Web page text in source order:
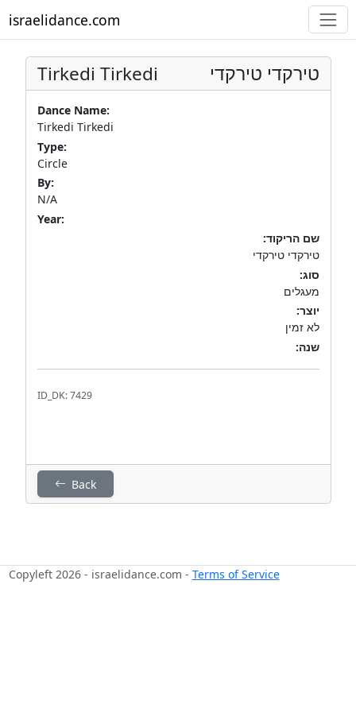
israelidance.com
Tirkedi Tirkedi טירקדי טירקדי
Dance Name:
Tirkedi Tirkedi
Type:
Circle
By:
N/A
Year:
שם הריקוד:
טירקדי טירקדי
סוג:
מעגלים
יוצר:
לא זמין
שנה:
ID_DK: 7429
Back
Copyleft 2026 - israelidance.com - Terms of Service